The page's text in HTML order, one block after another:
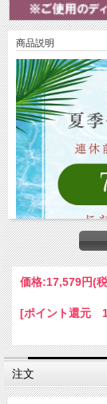
商品説明
価格:17,579円(
[ポイント還元
注文